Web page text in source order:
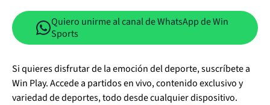
Quiero unirme al canal de WhatsApp de Win
Sports
Si quieres disfrutar de la emoción del deporte, suscríbete a
Win Play. Accede a partidos en vivo, contenido exclusivo y
variedad de deportes, todo desde cualquier dispositivo.